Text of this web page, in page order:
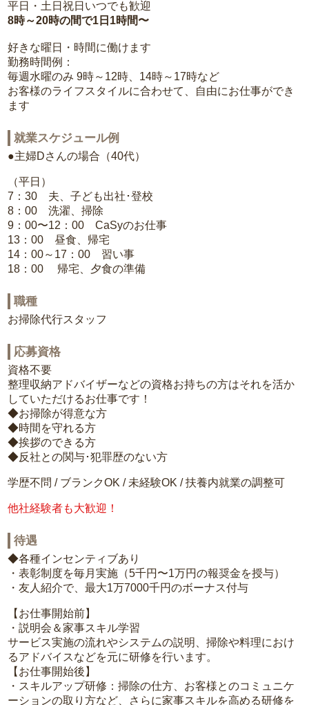
平日・土日祝日いつでも歓迎
8時～20時の間で1日1時間〜
好きな曜日・時間に働けます
勤務時間例：
毎週水曜のみ 9時～12時、14時～17時など
お客様のライフスタイルに合わせて、自由にお仕事ができ
ます
就業スケジュール例
●主婦Dさんの場合（40代）
（平日）
7：30 夫、子ども出社･登校
8：00 洗濯、掃除
9：00〜12：00 CaSyのお仕事
13：00 昼食、帰宅
14：00～17：00 習い事
18：00 帰宅、夕食の準備
職種
お掃除代行スタッフ
応募資格
資格不要
整理収納アドバイザーなどの資格お持ちの方はそれを活か
していただけるお仕事です！
◆お掃除が得意な方
◆時間を守れる方
◆挨拶のできる方
◆反社との関与･犯罪歴のない方
学歴不問 / ブランクOK / 未経験OK / 扶養内就業の調整可
他社経験者も大歓迎！
待遇
◆各種インセンティブあり
・表彰制度を毎月実施（5千円〜1万円の報奨金を授与）
・友人紹介で、最大1万7000千円のボーナス付与
【お仕事開始前】
・説明会＆家事スキル学習
サービス実施の流れやシステムの説明、掃除や料理におけ
るアドバイスなどを元に研修を行います。
【お仕事開始後】
・スキルアップ研修：掃除の仕方、お客様とのコミュニケ
ーションの取り方など、さらに家事スキルを高める研修を